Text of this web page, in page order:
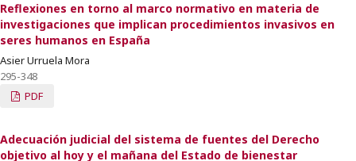
Reflexiones en torno al marco normativo en materia de
investigaciones que implican procedimientos invasivos en
seres humanos en España
Asier Urruela Mora
295-348
PDF
Adecuación judicial del sistema de fuentes del Derecho
objetivo al hoy y el mañana del Estado de bienestar